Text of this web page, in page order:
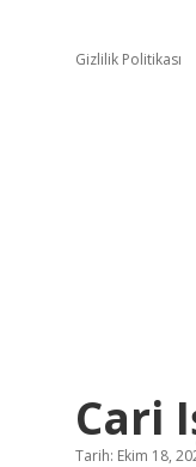
Gizlilik Politikası
Cari
Tarih: Ekim 18,